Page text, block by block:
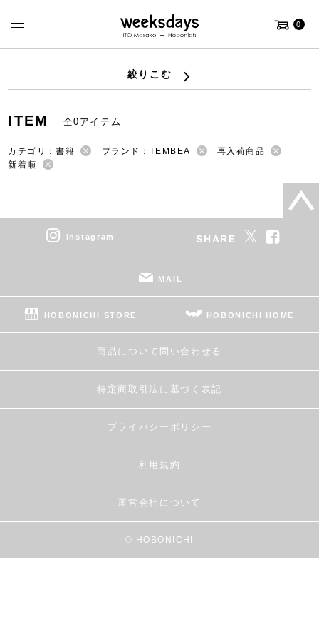
0
絞りこむ
ITEM 全0アイテム
カテゴリ：書籍 ブランド：TEMBEA
再入荷商品
新着順
instagram SHARE
MAIL
HOBONICHI STORE HOBONICHI HOME
商品について問い合わせる
特定商取引法に基づく表記
プライバシーポリシー
利用規約
運営会社について
© HOBONICHI